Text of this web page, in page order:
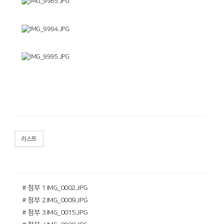
리스트
# 첨부 1.IMG_0002.JPG
# 첨부 2.IMG_0009.JPG
# 첨부 3.IMG_0015.JPG